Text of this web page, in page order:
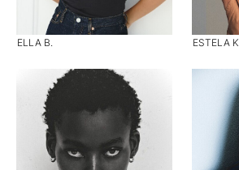
ELLA B. ESTELA K.